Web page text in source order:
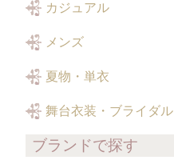
カジュアル
メンズ
夏物・単衣
舞台衣装・ブライダル
ブランドで探す